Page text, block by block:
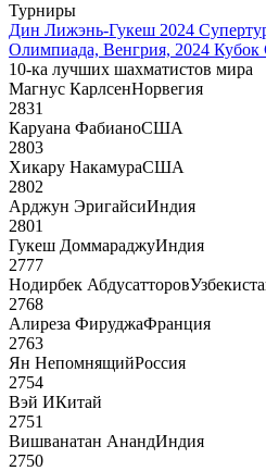
Турниры
Дин Лижэнь-Гукеш 2024
Олимпиада, Венгрия, 2024 Кубок
10-ка лучших шахматистов мира
Магнус КарлсенНорвегия
2831
Каруана ФабианоСША
2803
Хикару НакамураСША
2802
Арджун ЭригайсиИндия
2801
Гукеш ДоммараджуИндия
2777
Нодирбек Абдусатторов
2768
Алиреза ФируджаФранция
2763
Ян НепомнящийРоссия
2754
Вэй ИКитай
2751
Вишванатан АнандИндия
2750